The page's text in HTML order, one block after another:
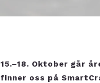
15.–18. Oktober går
finner oss på